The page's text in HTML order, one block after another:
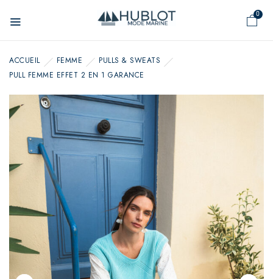
0
ACCUEIL FEMME
PULLS & SWEATS
PULL FEMME EFFET 2 EN 1 GARANCE
Panneau de gestion des cookies